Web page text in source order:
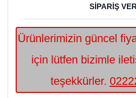
SİPARİŞ VER
Ürünlerimizin güncel
için lütfen bizimle
teşekkürler.